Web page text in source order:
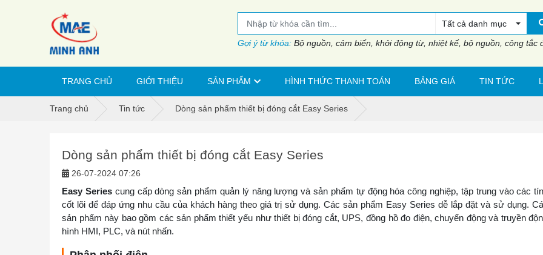
Tất cả danh mục
Gợi ý từ khóa: Bộ nguồn, cảm biến, khởi động từ, nhiệt kế, bộ nguồn, công tắc
TRANG CHỦ GIỚI THIỆU SẢN PHẨM HÌNH THỨC THANH TOÁN BẢNG GIÁ TIN TỨC
Trang chủ Tin tức Dòng sản phẩm thiết bị đóng cắt Easy Series
Dòng sản phẩm thiết bị đóng cắt Easy Series
26-07-2024 07:26
Easy Seriescung cấp dòng sản phẩm quản lý năng lượng và sản phẩm tự động hóa công nghiệp, tập trung vào các
cốt lõi để đáp ứng nhu cầu của khách hàng theo giá trị sử dụng. Các sản phẩm Easy Series dễ lắp đặt và sử dụng.
sản phẩm này bao gồm các sản phẩm thiết yếu như thiết bị đóng cắt, UPS, đồng hồ đo điện, chuyển động và truyền
hình HMI, PLC, và nút nhấn.